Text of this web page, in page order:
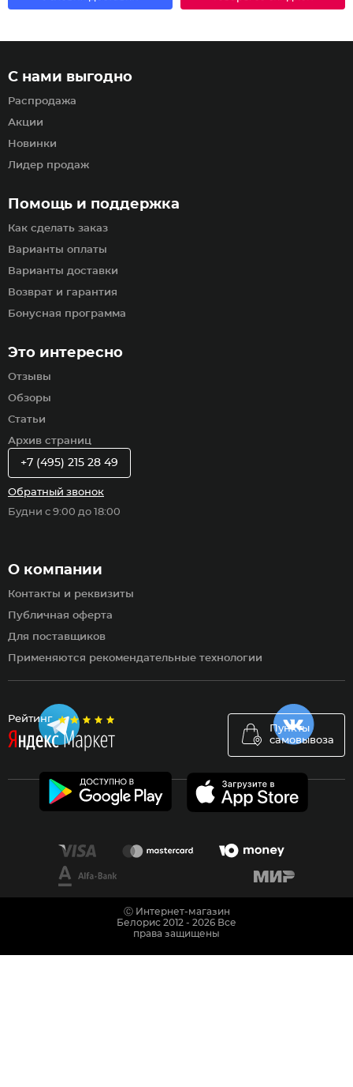
Рейтинг
Пункты
самовывоза
Помощь и поддержка
Как сделать заказ
Варианты оплаты
Варианты доставки
Возврат и гарантия
Бонусная программа
С нами выгодно
Распродажа
Акции
Новинки
Лидер продаж
Это интересно
Отзывы
Обзоры
Статьи
Архив страниц
О компании
Контакты и реквизиты
Публичная оферта
Для поставщиков
Применяются рекомендательные технологии
+7 (495) 215 28 49
Обратный звонок
Будни с 9:00 до 18:00
Ⓒ Интернет-магазин
Белорис 2012 - 2026 Все
права защищены